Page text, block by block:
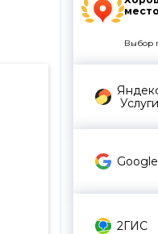
место
Выбор
Услуги
Google
2ГИС